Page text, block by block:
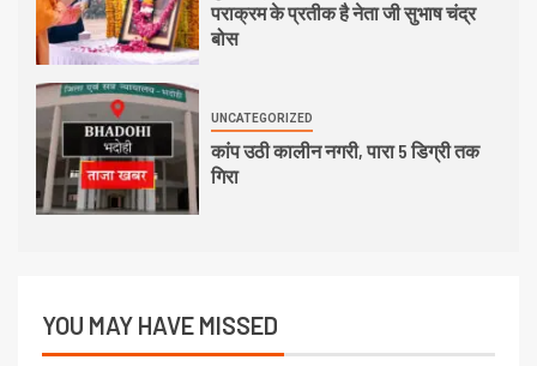
पराक्रम के प्रतीक है नेता जी सुभाष चंद्र
बोस
UNCATEGORIZED
कांप उठी कालीन नगरी, पारा 5 डिग्री तक
गिरा
YOU MAY HAVE MISSED